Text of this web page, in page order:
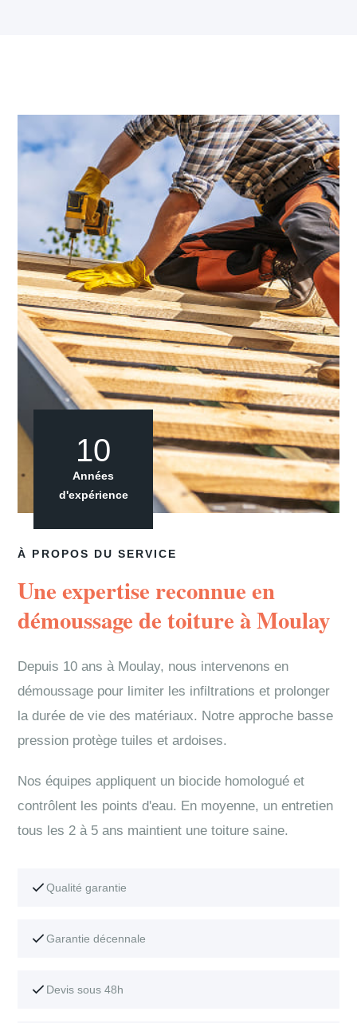
À PROPOS DU SERVICE
Une expertise reconnue en
démoussage de toiture à Moulay
Depuis 10 ans à Moulay, nous intervenons en
démoussage pour limiter les infiltrations et prolonger
la durée de vie des matériaux. Notre approche basse
pression protège tuiles et ardoises.
Nos équipes appliquent un biocide homologué et
contrôlent les points d'eau. En moyenne, un entretien
tous les 2 à 5 ans maintient une toiture saine.
Qualité garantie
Garantie décennale
Devis sous 48h
10
Années
d'expérience